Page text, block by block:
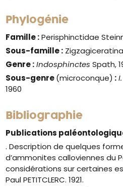
Phylogénie
Famille :Perisphinctidae
Sous-famille :
Genre: Indosphinctes Spath,
Sous-genre(microconque) :
1960
Bibliographie
Publications
. Description de quelques
d’ammonites calloviennes du
considérations sur certaines
Paul PETITCLERC. 1921.